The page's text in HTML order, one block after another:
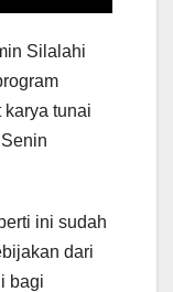
Silalahi
karya tunai
ini sudah
dari
bagi